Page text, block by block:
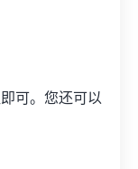
可。您还可以